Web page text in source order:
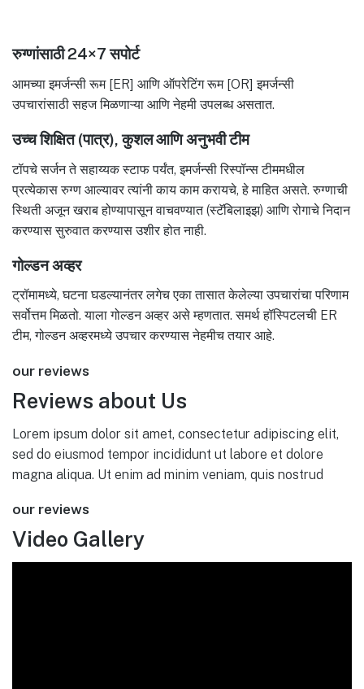
रुग्णांसाठी 24×7 सपोर्ट
आमच्या इमर्जन्सी रूम [ER] आणि ऑपरेटिंग रूम [OR] इमर्जन्सी
उपचारांसाठी सहज मिळणाऱ्या आणि नेहमी उपलब्ध असतात.
उच्च शिक्षित (पात्र), कुशल आणि अनुभवी टीम
टॉपचे सर्जन ते सहाय्यक स्टाफ पर्यंत, इमर्जन्सी रिस्पॉन्स टीममधील
प्रत्येकास रुग्ण आल्यावर त्यांनी काय काम करायचे, हे माहित असते. रुग्णाची
स्थिती अजून खराब होण्यापासून वाचवण्यात (स्टॅबिलाइझ) आणि रोगाचे निदान
करण्यास सुरुवात करण्यास उशीर होत नाही.
गोल्डन अव्हर
ट्रॉमामध्ये, घटना घडल्यानंतर लगेच एका तासात केलेल्या उपचारांचा परिणाम
सर्वोत्तम मिळतो. याला गोल्डन अव्हर असे म्हणतात. समर्थ हॉस्पिटलची ER
टीम, गोल्डन अव्हरमध्ये उपचार करण्यास नेहमीच तयार आहे.
our reviews
Reviews about Us
Lorem ipsum dolor sit amet, consectetur adipiscing elit,
sed do eiusmod tempor incididunt ut labore et dolore
magna aliqua. Ut enim ad minim veniam, quis nostrud
our reviews
Video Gallery